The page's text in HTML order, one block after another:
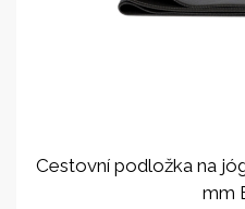
Cestovní podložka na
mm